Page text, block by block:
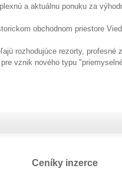
a aktuálnu ponuku za
obchodnom priestore
rozhodujúce rezorty,
vznik nového typu
Ceníky inzerce